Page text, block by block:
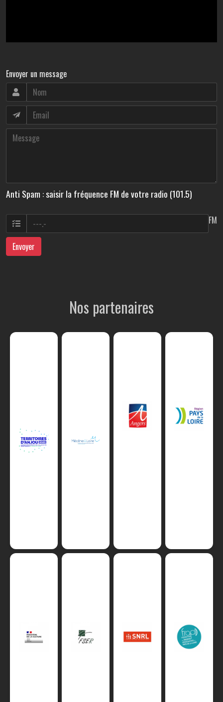
Envoyer un message
Anti Spam : saisir la fréquence FM de votre radio (101.5)
FM
Envoyer
Nos partenaires